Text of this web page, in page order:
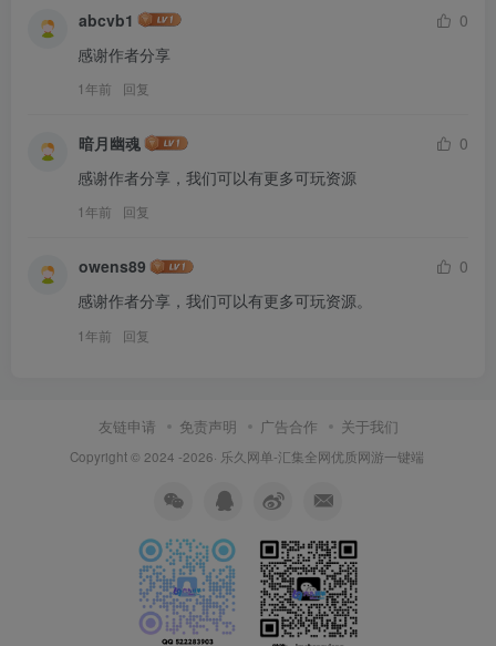
abcvb1
0
感谢作者分享
1年前 回复
暗月幽魂
0
感谢作者分享，我们可以有更多可玩资源
1年前 回复
owens89
0
感谢作者分享，我们可以有更多可玩资源。
1年前 回复
友链申请 免责声明 广告合作 关于我们
Copyright © 2024 -2026· 乐久网单-汇集全网优质网游一键端